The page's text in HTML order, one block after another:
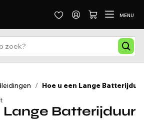
MENU
/ Hoe u een Lange
Lange Batterijduur